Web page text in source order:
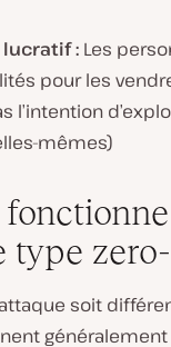
: Les
pour les
l’intention
mêmes)
type
soit